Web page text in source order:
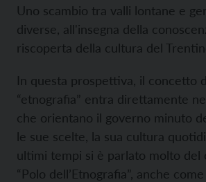
Uno scambio tra valli lontane e
diverse, all'insegna della
riscoperta della cultura del
In questa prospettiva, il concetto
“etnografia” entra direttamente
che orientano il governo minuto
le sue scelte, la sua cultura
ultimi tempi si è parlato molto del
“Polo dell’Etnografia”, anche